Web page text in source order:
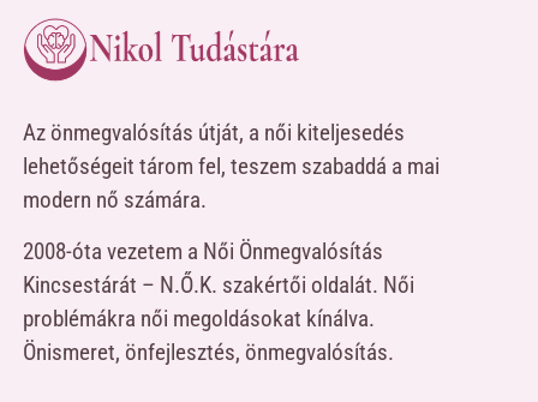
Az önmegvalósítás útját, a női kiteljesedés
lehetőségeit tárom fel, teszem szabaddá a mai
modern nő számára.
2008-óta vezetem a Női Önmegvalósítás
Kincsestárát – N.Ő.K. szakértői oldalát. Női
problémákra női megoldásokat kínálva.
Önismeret, önfejlesztés, önmegvalósítás.